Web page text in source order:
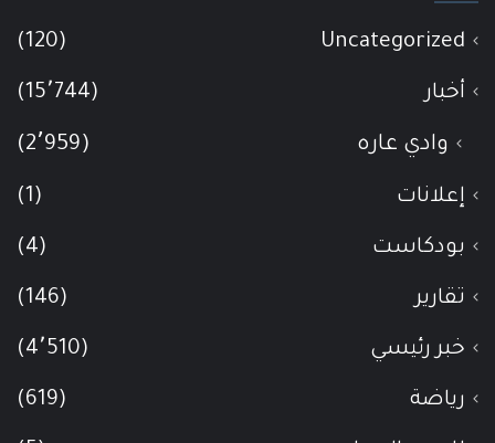
Uncategorized
(120)
أخبار (15٬744)
وادي عاره (2٬959)
إعلانات (1)
بودكاست (4)
تقارير (146)
خبر رئيسي (4٬510)
رياضة (619)